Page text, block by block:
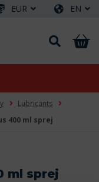
EUR EN
Lubricants
400 ml sprej
ml sprej